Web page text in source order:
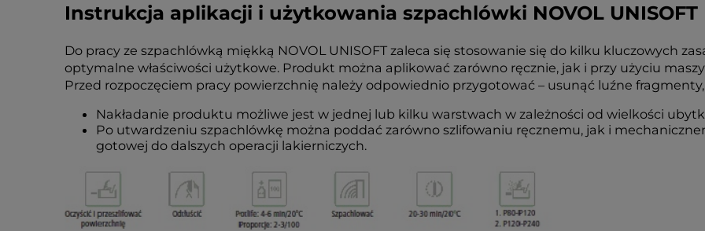
Instrukcja aplikacji i użytkowania szpachlówki NOVOL UNISOFT
Do pracy ze szpachlówką miękką NOVOL UNISOFT zaleca się stosowanie się do kilku kluczowych
optymalne właściwości użytkowe. Produkt można aplikować zarówno ręcznie, jak i przy użyciu
Przed rozpoczęciem pracy powierzchnię należy odpowiednio przygotować – usunąć luźne
Nakładanie produktu możliwe jest w jednej lub kilku warstwach w zależności od wielkości
Po utwardzeniu szpachlówkę można poddać zarówno szlifowaniu ręcznemu, jak i
gotowej do dalszych operacji lakierniczych.